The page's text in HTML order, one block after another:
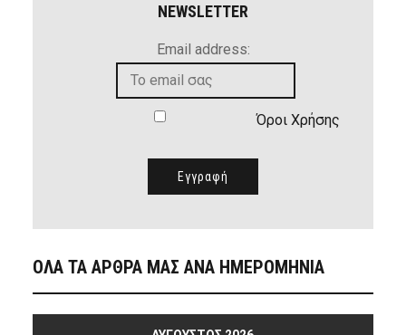
NEWSLETTER
Email address:
Όροι Χρήσης
ΟΛΑ ΤΑ ΑΡΘΡΑ ΜΑΣ ΑΝΑ ΗΜΕΡΟΜΗΝΙΑ